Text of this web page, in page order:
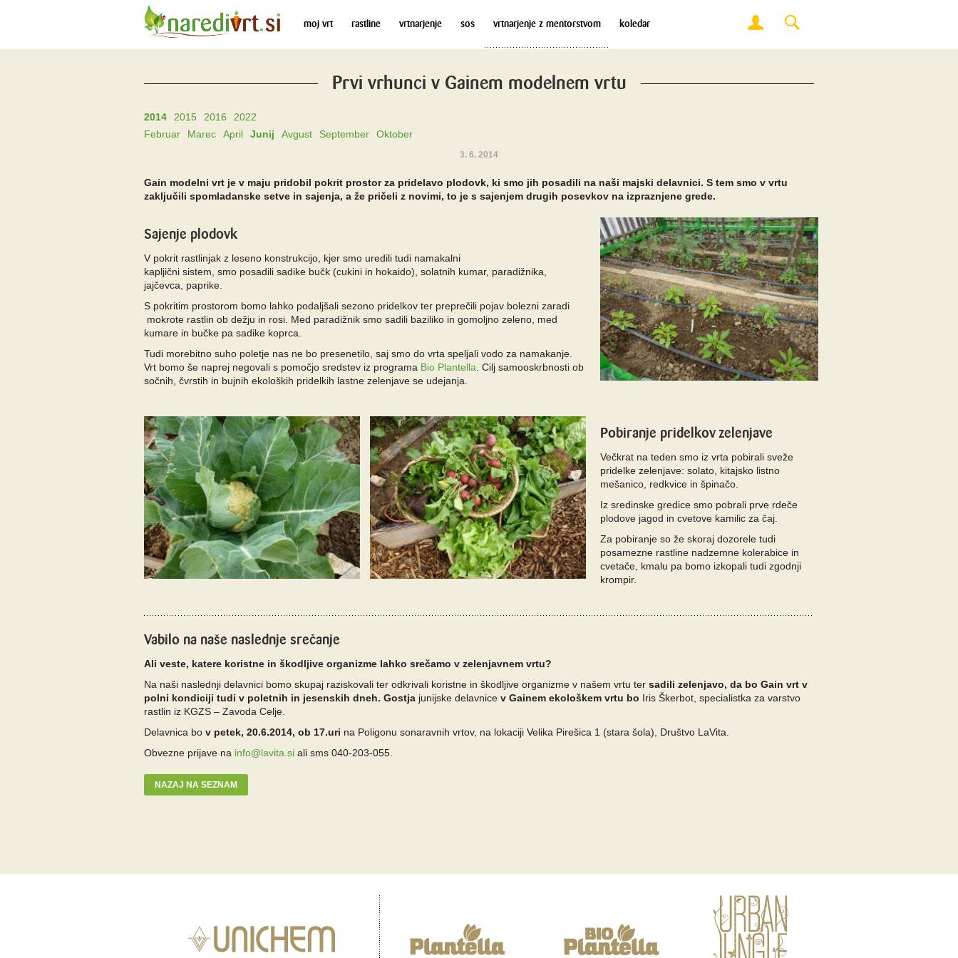
moj vrt rastline vrtnarjenje sos vrtnarjenje z mentorstvom koledar
Prvi vrhunci v Gainem modelnem vrtu
2014 2015 2016
2022
Februar
Marec April Junij Avgust September Oktober
3. 6. 2014
Gain modelni vrt je v maju pridobil pokrit prostor za pridelavo plodovk, ki smo jih posadili na naši majski delavnici. S tem smo v vrtu
zaključili spomladanske setve in sajenja, a že pričeli z novimi, to je s sajenjem drugih posevkov na izpraznjene grede.
Sajenje plodovk
V pokrit rastlinjak z leseno konstrukcijo, kjer smo uredili tudi namakalni
kapljični sistem, smo posadili sadike bučk (cukini in hokaido), solatnih kumar, paradižnika,
jajčevca, paprike.
S pokritim prostorom bomo lahko podaljšali sezono pridelkov ter preprečili pojav bolezni zaradi
mokrote rastlin ob dežju in rosi. Med paradižnik smo sadili baziliko in gomoljno zeleno, med
kumare in bučke pa sadike koprca.
Tudi morebitno suho poletje nas ne bo presenetilo, saj smo do vrta speljali vodo za namakanje.
Vrt bomo še naprej negovali s pomočjo sredstev iz programa Bio Plantella . Cilj samooskrbnosti ob
sočnih, čvrstih in bujnih ekoloških pridelkih lastne zelenjave se udejanja.
Pobiranje pridelkov zelenjave
Večkrat na teden smo iz vrta pobirali sveže
pridelke zelenjave: solato, kitajsko listno
mešanico, redkvice in špinačo.
Iz sredinske gredice smo pobrali prve rdeče
plodove jagod in cvetove kamilic za čaj.
Za pobiranje so že skoraj dozorele tudi
posamezne rastline nadzemne kolerabice in
cvetače, kmalu pa bomo izkopali tudi zgodnji
krompir.
Vabilo na naše naslednje srečanje
Ali veste, katere koristne in škodljive organizme lahko srečamo v zelenjavnem vrtu?
Na naši naslednji delavnici bomo skupaj raziskovali ter odkrivali koristne in škodljive organizme v našem vrtu ter sadili zelenjavo, da bo Gain vrt v
polni kondiciji tudi v poletnih in jesenskih dneh. Gostja junijske delavnice v Gainem ekološkem vrtu bo Iris Škerbot, specialistka za varstvo
rastlin iz KGZS – Zavoda Celje.
Delavnica bo v petek, 20.6.2014, ob 17.uri na Poligonu sonaravnih vrtov, na lokaciji Velika Pirešica 1 (stara šola), Društvo LaVita.
Obvezne prijave na info@lavita.si ali sms 040-203-055.
NAZAJ NA SEZNAM